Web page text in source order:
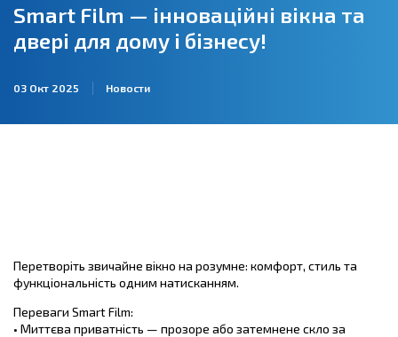
Smart Film — інноваційні вікна та
двері для дому і бізнесу!
03 Окт 2025 Новости
Перетворіть звичайне вікно на розумне: комфорт, стиль та
функціональність одним натисканням.
Переваги Smart Film:
• Миттєва приватність — прозоре або затемнене скло за